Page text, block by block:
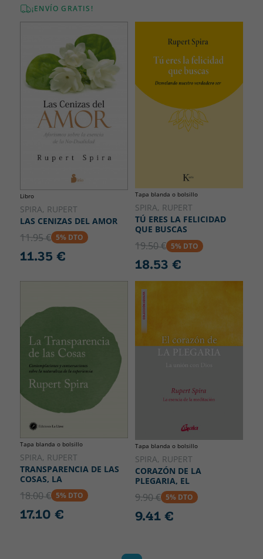
¡ENVÍO GRATIS!
Libro
SPIRA, RUPERT
LAS CENIZAS DEL AMOR
11.95 € 5% DTO
11.35 €
Tapa blanda o bolsillo
SPIRA, RUPERT
TÚ ERES LA FELICIDAD
QUE BUSCAS
19.50 € 5% DTO
18.53 €
Tapa blanda o bolsillo
SPIRA, RUPERT
TRANSPARENCIA DE LAS
COSAS, LA
18.00 € 5% DTO
17.10 €
Tapa blanda o bolsillo
SPIRA, RUPERT
CORAZÓN DE LA
PLEGARIA, EL
9.90 € 5% DTO
9.41 €